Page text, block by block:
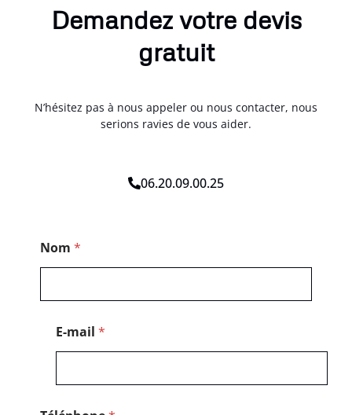
Demandez votre devis
gratuit
N’hésitez pas à nous appeler ou nous contacter, nous
serions ravies de vous aider.
06.20.09.00.25
e
s
Nom *
E-mail *